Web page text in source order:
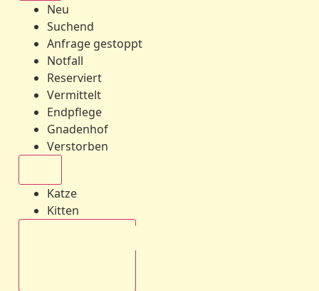
Neu
Suchend
Anfrage gestoppt
Notfall
Reserviert
Vermittelt
Endpflege
Gnadenhof
Verstorben
Katze
Kitten